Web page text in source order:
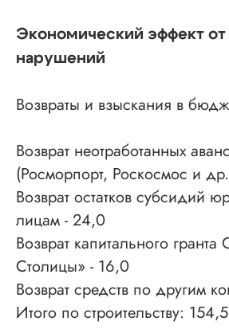
Экономический эффект
нарушений
Возвраты и взыскания в
Возврат неотработанных
(Росморпорт, Роскосмос и
Возврат остатков субсидий
лицам - 24,0
Возврат капитального
Столицы» - 16,0
Возврат средств по другим
Итого по строительству: